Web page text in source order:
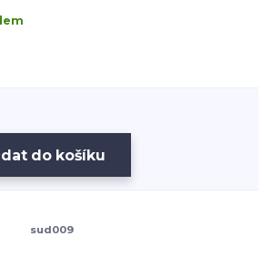
do košíku
sud009